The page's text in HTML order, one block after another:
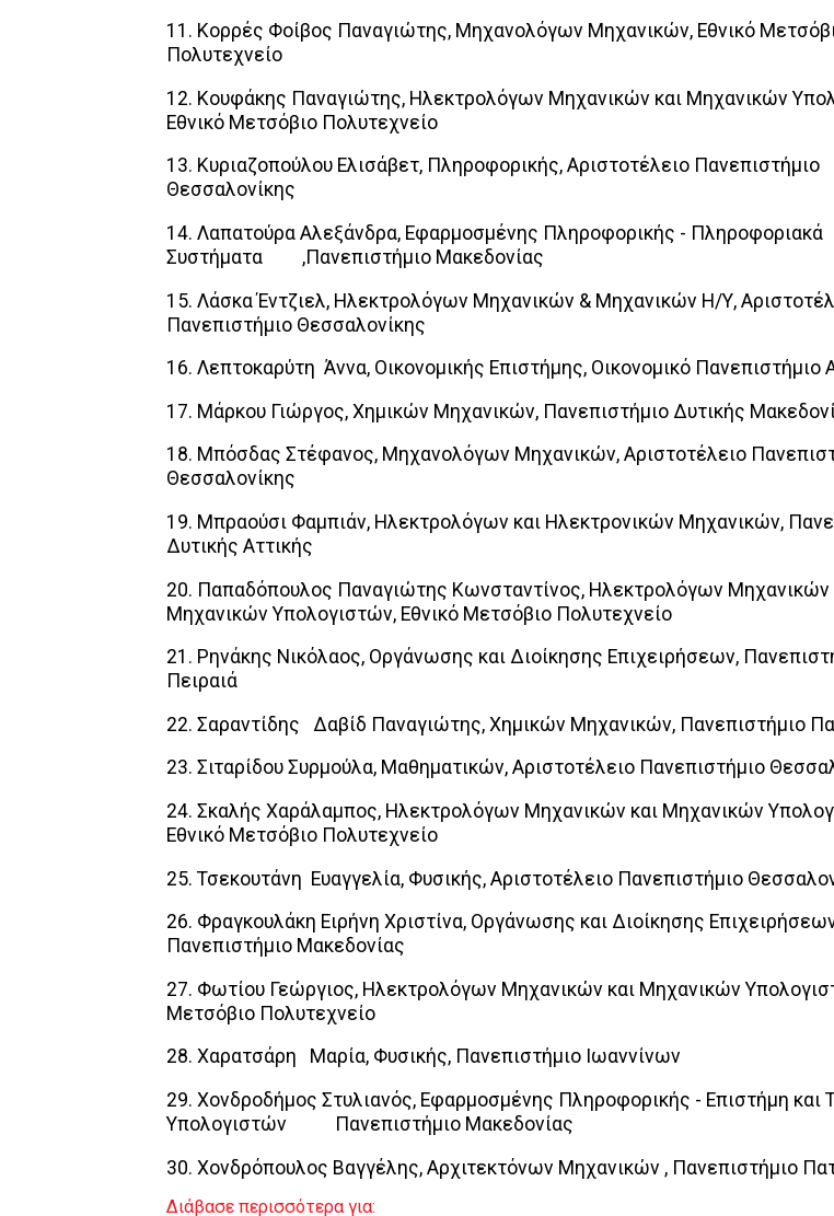
11. Κορρές Φοίβος Παναγιώτης, Μηχανολόγων Μηχανικών, Εθνικό
Πολυτεχνείο
12. Κουφάκης Παναγιώτης, Ηλεκτρολόγων Μηχανικών και Μηχανικών
Εθνικό Μετσόβιο Πολυτεχνείο
13. Κυριαζοπούλου Ελισάβετ, Πληροφορικής, Αριστοτέλειο Πανεπιστήμιο
Θεσσαλονίκης
14. Λαπατούρα Αλεξάνδρα, Εφαρμοσμένης Πληροφορικής - Πληροφοριακά
Συστήματα ,Πανεπιστήμιο Μακεδονίας
15. Λάσκα Έντζιελ, Ηλεκτρολόγων Μηχανικών & Μηχανικών Η/Υ,
Πανεπιστήμιο Θεσσαλονίκης
16. Λεπτοκαρύτη Άννα, Οικονομικής Επιστήμης, Οικονομικό Πανεπιστήμιο
17. Μάρκου Γιώργος, Χημικών Μηχανικών, Πανεπιστήμιο Δυτικής
18. Μπόσδας Στέφανος, Μηχανολόγων Μηχανικών, Αριστοτέλειο
Θεσσαλονίκης
19. Μπραούσι Φαμπιάν, Ηλεκτρολόγων και Ηλεκτρονικών Μηχανικών,
Δυτικής Αττικής
20. Παπαδόπουλος Παναγιώτης Κωνσταντίνος, Ηλεκτρολόγων Μηχανικών
Μηχανικών Υπολογιστών, Εθνικό Μετσόβιο Πολυτεχνείο
21. Ρηνάκης Νικόλαος, Οργάνωσης και Διοίκησης Επιχειρήσεων,
Πειραιά
22. Σαραντίδης Δαβίδ Παναγιώτης, Χημικών Μηχανικών, Πανεπιστήμιο
23. Σιταρίδου Συρμούλα, Μαθηματικών, Αριστοτέλειο Πανεπιστήμιο
24. Σκαλής Χαράλαμπος, Ηλεκτρολόγων Μηχανικών και Μηχανικών
Εθνικό Μετσόβιο Πολυτεχνείο
25. Τσεκουτάνη Ευαγγελία, Φυσικής, Αριστοτέλειο Πανεπιστήμιο
26. Φραγκουλάκη Ειρήνη Χριστίνα, Οργάνωσης και Διοίκησης
Πανεπιστήμιο Μακεδονίας
27. Φωτίου Γεώργιος, Ηλεκτρολόγων Μηχανικών και Μηχανικών
Μετσόβιο Πολυτεχνείο
28. Χαρατσάρη Μαρία, Φυσικής, Πανεπιστήμιο Ιωαννίνων
29. Χονδροδήμος Στυλιανός, Εφαρμοσμένης Πληροφορικής - Επιστήμη και
Υπολογιστών Πανεπιστήμιο Μακεδονίας
30. Χονδρόπουλος Βαγγέλης, Αρχιτεκτόνων Μηχανικών , Πανεπιστήμιο
Διάβασε περισσότερα για: